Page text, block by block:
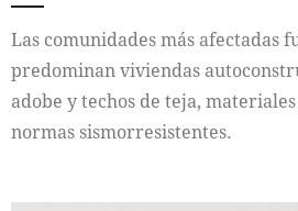
Las comunidades más afectadas
predominan viviendas
adobe y techos de teja,
normas sismorresistentes.